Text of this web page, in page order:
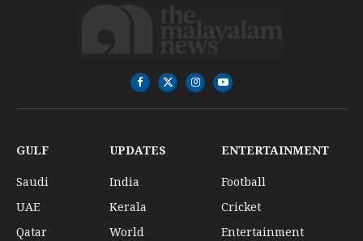
Facebook
X
(Twitter)
InstagramYouTube
GULF
Saudi
UAE
Qatar
UPDATES
India
Kerala
World
ENTERTAINMENT
Football
Cricket
Entertainment